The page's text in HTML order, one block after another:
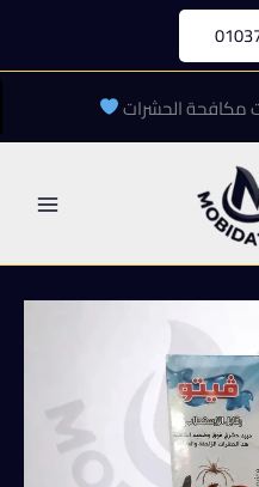
مكافحة الحشرات